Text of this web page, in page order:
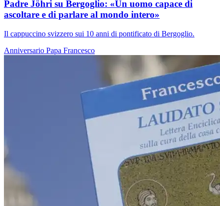
Padre Jöhri su Bergoglio: «Un uomo capace di
ascoltare e di parlare al mondo intero»
Il cappuccino svizzero sui 10 anni di pontificato di Bergoglio.
Anniversario Papa Francesco